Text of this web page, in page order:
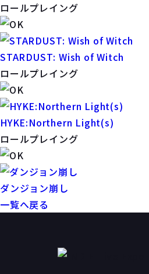
ロールプレイング
STARDUST: Wish of Witch
ロールプレイング
HYKE:Northern Light(s)
ロールプレイング
ダンジョン崩し
一覧へ戻る